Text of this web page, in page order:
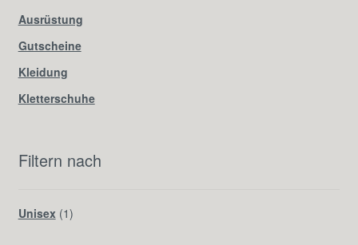
Ausrüstung
Gutscheine
Kleidung
Kletterschuhe
Filtern nach
Unisex (1)